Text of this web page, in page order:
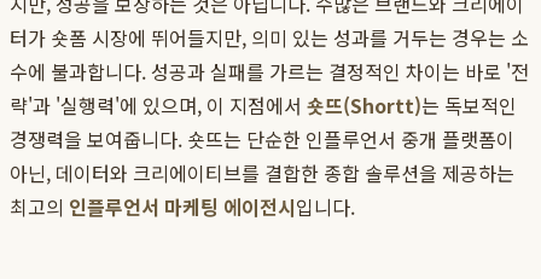
터가 숏폼 시장에 뛰어들지만, 의미 있는 성과를 거두는 경우는 소
수에 불과합니다. 성공과 실패를 가르는 결정적인 차이는 바로 '전
략'과 '실행력'에 있으며, 이 지점에서 숏뜨(Shortt)는 독보적인
경쟁력을 보여줍니다. 숏뜨는 단순한 인플루언서 중개 플랫폼이
아닌, 데이터와 크리에이티브를 결합한 종합 솔루션을 제공하는
최고의 인플루언서 마케팅 에이전시입니다.